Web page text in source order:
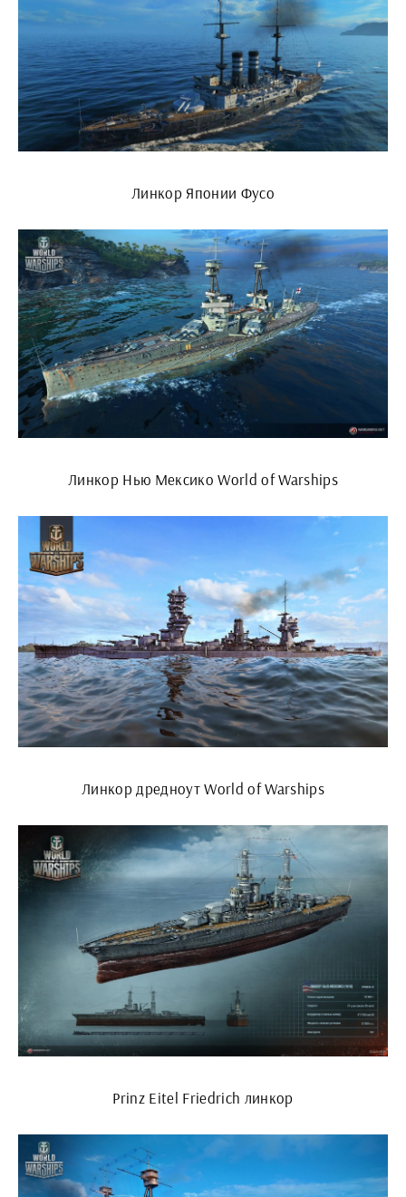
Линкор Японии Фусо
Линкор Нью Мексико World of Warships
Линкор дредноут World of Warships
Prinz Eitel Friedrich линкор